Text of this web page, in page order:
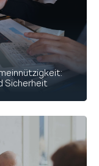
Sicherheit